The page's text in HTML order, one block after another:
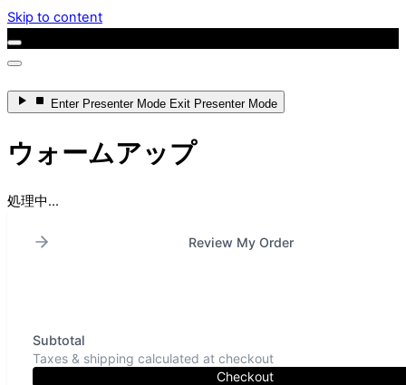
Skip to content
Enter Presenter Mode Exit Presenter Mode
ウォームアップ
処理中...
Review My Order
Subtotal
Taxes & shipping calculated at checkout
Checkout